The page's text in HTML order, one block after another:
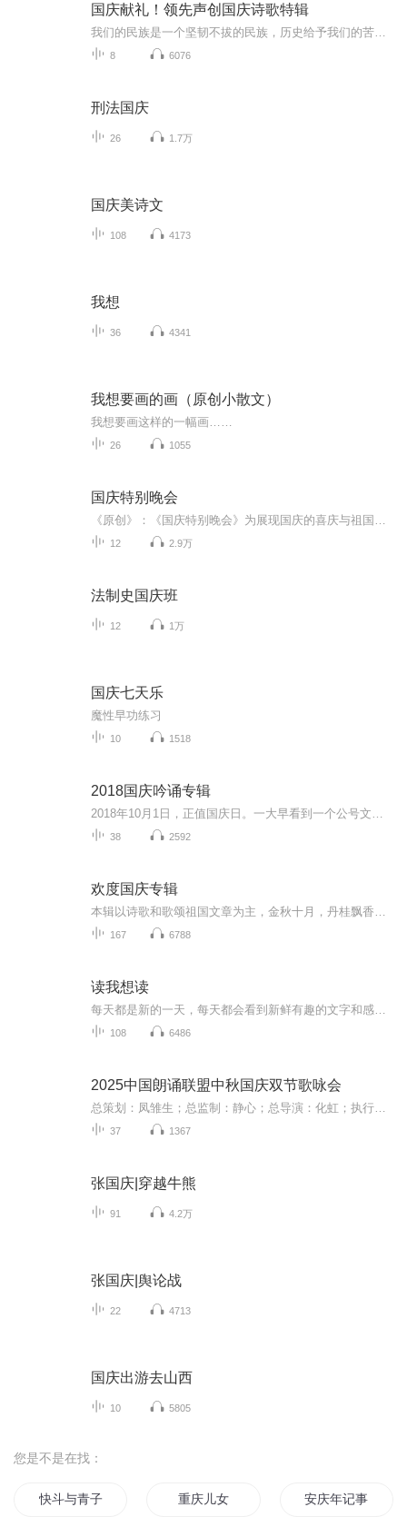
国庆献礼！领先声创国庆诗歌特辑
8 6076
刑法国庆
26 1.7万
国庆美诗文
108 4173
我想
36 4341
我想要画的画（原创小散文）
我想要画这样的一幅画……
26 1055
国庆特别晚会
12 2.9万
法制史国庆班
12 1万
国庆七天乐
魔性早功练习
10 1518
2018国庆吟诵专辑
38 2592
欢度国庆专辑
167 6788
读我想读
108 6486
2025中国朗诵联盟中秋国庆双节歌咏会
37 1367
张国庆|穿越牛熊
91 4.2万
张国庆|舆论战
22 4713
国庆出游去山西
10 5805
您是不是在找：
快斗与青子的情人节 重庆儿女 安庆年记事